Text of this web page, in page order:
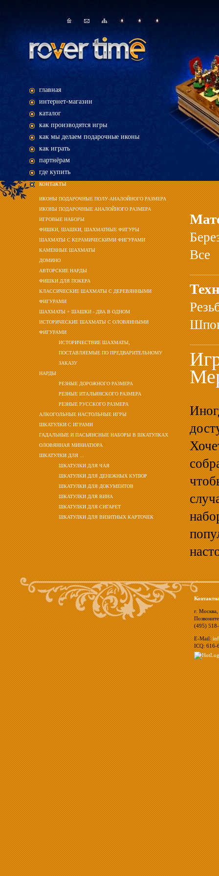
главная
интернет-магазин
каталог
как производятся игры
как мы делаем подарочные иконы
как играть
партнёрам
где купить
контакты
ИКОНЫ ПОДАРОЧНЫЕ ПОЛУ-АНАЛОЙНОГО РАЗМЕРА
ИКОНЫ ПОДАРОЧНЫЕ АНАЛОЙНОГО РАЗМЕРА
ИГРОВЫЕ НАБОРЫ
ФИШКИ, ШАШКИ, ШАХМАТНЫЕ ФИГУРЫ
ШАХМАТЫ С КЕРАМИЧЕСКИМИ ФИГУРАМИ
КАМЕННЫЕ ШАХМАТЫ
ДОМИНО
АВТОРСКИЕ НАРДЫ
ФИШКИ ДЛЯ ПОКЕРА
КЛАССИЧЕСКИЕ ШАХМАТЫ С ДЕРЕВЯННЫМИ
ФИГУРАМИ
ШАХМАТЫ + ШАШКИ - ДВА В ОДНОМ
ИСТОРИЧЕСКИЕ ШАХМАТЫ С ОЛОВЯННЫМИ
ФИГУРАМИ
ИСТОРИЧЕСТВИЕ ШАХМАТЫ,
ПОСТАВЛЯЕМЫЕ ПО ПРЕДВАРИТЕЛЬНОМУ
ЗАКАЗУ
НАРДЫ
РЕЗНЫЕ ДОРОЖНОГО РАЗМЕРА
РЕЗНЫЕ ИТАЛЬЯНСКОГО РАЗМЕРА
РЕЗНЫЕ РУССКОГО РАЗМЕРА
АЛКОГОЛЬНЫЕ НАСТОЛЬНЫЕ ИГРЫ
ШКАТУЛКИ С ИГРАМИ
ГАДАЛЬНЫЕ И ПАСЬЯНСНЫЕ НАБОРЫ В ШКАТУЛКАХ
ОЛОВЯННАЯ МИНИАТЮРА
ШКАТУЛКИ ДЛЯ ...
ШКАТУЛКИ ДЛЯ ЧАЯ
ШКАТУЛКИ ДЛЯ ДЕНЕЖНЫХ КУПЮР
ШКАТУЛКИ ДЛЯ ДОКУМЕНТОВ
ШКАТУЛКИ ДЛЯ ВИНА
ШКАТУЛКИ ДЛЯ СИГАРЕТ
ШКАТУЛКИ ДЛЯ ВИЗИТНЫХ КАРТОЧЕК
Все
г.
(495)
E-Mail:
ICQ: 616-